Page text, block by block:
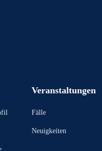
Veranstaltungen
Fälle
Neuigkeiten